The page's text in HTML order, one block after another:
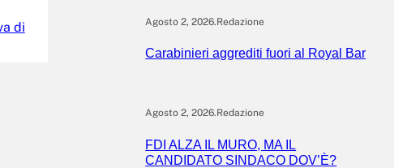
di
Agosto 2, 2026.Redazione
Carabinieri aggrediti fuori al Royal Bar
Agosto 2, 2026.Redazione
FDI ALZA IL MURO, MA IL
CANDIDATO SINDACO DOV’È?